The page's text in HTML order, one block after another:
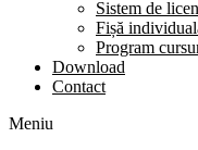
Sistem de
Fișă
Program
Download
Contact
Meniu